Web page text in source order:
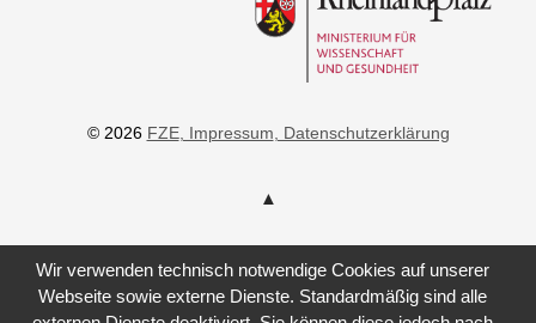
© 2026 FZE, Impressum , Datenschutzerklärung
Wir verwenden technisch notwendige Cookies auf unserer
Webseite sowie externe Dienste. Standardmäßig sind alle